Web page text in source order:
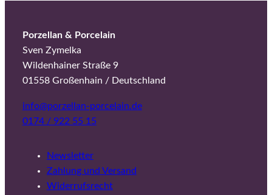
Porzellan & Porcelain
Sven Zymelka
Wildenhainer Straße 9
01558 Großenhain / Deutschland
info@porzellan-porcelain.de
0174 / 922 55 15
Newsletter
Zahlung und Versand
Widerrufsrecht